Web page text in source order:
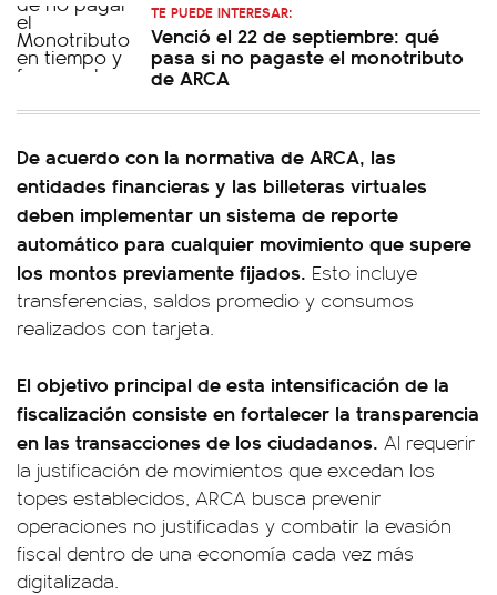
TE PUEDE INTERESAR:
Venció el 22 de septiembre: qué
pasa si no pagaste el monotributo
de ARCA
De acuerdo con la normativa de ARCA, las
entidades financieras y las billeteras virtuales
deben implementar un sistema de reporte
automático para cualquier movimiento que supere
los montos previamente fijados. Esto incluye
transferencias, saldos promedio y consumos
realizados con tarjeta.
El objetivo principal de esta intensificación de la
fiscalización consiste en fortalecer la transparencia
en las transacciones de los ciudadanos. Al requerir
la justificación de movimientos que excedan los
topes establecidos, ARCA busca prevenir
operaciones no justificadas y combatir la evasión
fiscal dentro de una economía cada vez más
digitalizada.